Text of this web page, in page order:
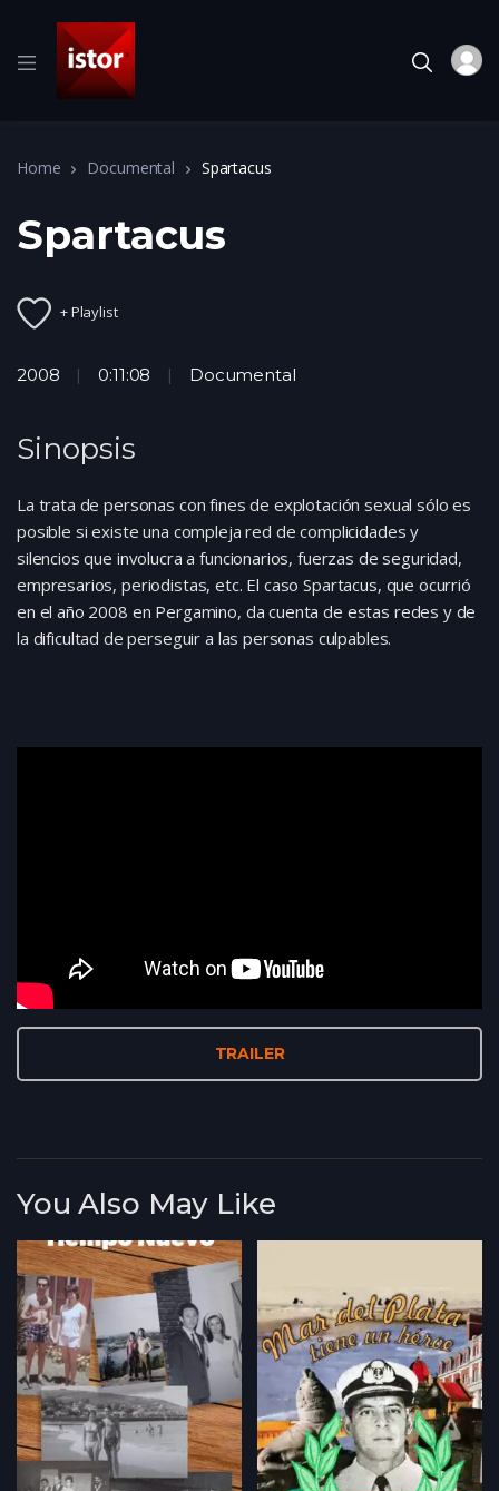
Home Documental Spartacus
TRAILER
Spartacus
+ Playlist
2008 0:11:08 Documental
Sinopsis
La trata de personas con fines de explotación sexual sólo es
posible si existe una compleja red de complicidades y
silencios que involucra a funcionarios, fuerzas de seguridad,
empresarios, periodistas, etc. El caso Spartacus, que ocurrió
en el año 2008 en Pergamino, da cuenta de estas redes y de
la dificultad de perseguir a las personas culpables.
You Also May Like